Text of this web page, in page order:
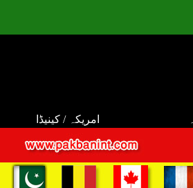
امریکہ / کینیڈا